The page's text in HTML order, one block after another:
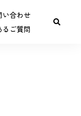
い合わせ
るご質問